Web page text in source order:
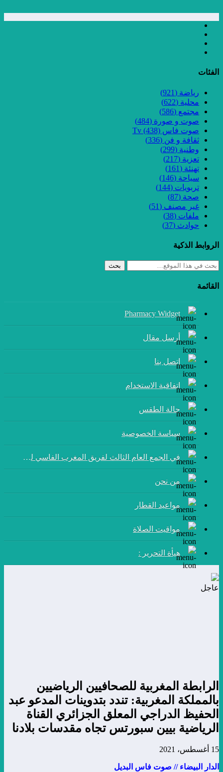
الفئات
رياضة (921)
محلية (622)
مجتمع (586)
صوت و صورة (484)
صوت فاس Tv (438)
ثقافة و فن (336)
وطنية (299)
تعزية (217)
تهنئة (161)
سياحة (146)
تربويات (144)
صحة (87)
غير مصنف (51)
ملفات (38)
حوادث (37)
الروابط الذكية
بحث
القائمة
Pharmacy Widget
أرسل مقال
إتصل بنا
اتفاقية الاستخدام
حالة الطقس
سياسة الخصوصية
في الجمع العام الثالث لفريق المغرب الفاسي لكرة القدم:
من نحن
مواعيد القطار
مواقيت الصلاة
هيأة التحرير :
عاجل
الرابطة المغربية للصحافيين الرياضيين
بالمملكة المغربية: تندد بتدوينات المدعو عبد
الحفيظ الدراجي المعلق الجزائري القناة
الرياضية بيين سبورتس تجاه مقدسات بلادنا
15 أغسطس، 2021
الدار البيضاء // صوت فاس البديل